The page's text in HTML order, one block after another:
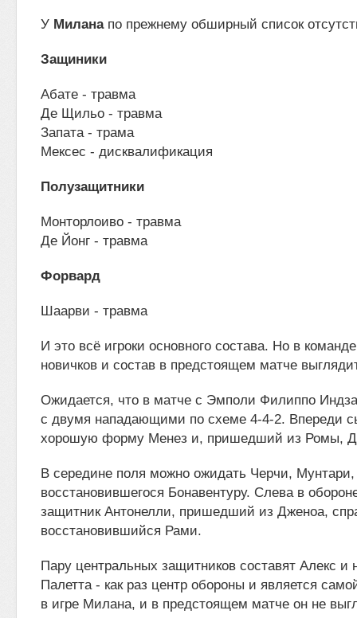
У Миланапо прежнему обширный список
Защиники
Абате - травма
Де Щильо - травма
Запата - трама
Мексес - дисквалификация
Полузащитники
Монторлоиво - травма
Де Йонг - травма
Форвард
Шаарви - травма
И это всё игроки основного состава. Но в
новичков и состав в предстоящем матче
Ожидается, что в матче с Эмполи Филиппо
с двумя нападающими по схеме 4-4-2. Впереди
хорошую форму Менез и, пришедший из Ромы,
В середине поля можно ожидать Черчи,
восстановившегося Бонавентуру. Слева в
защитник Антонелли, пришедший из Дженоа,
восстановившийся Рами.
Пару центральных защитников составят Алекс и
Палетта - как раз центр обороны и является
в игре Милана, и в предстоящем матче он не